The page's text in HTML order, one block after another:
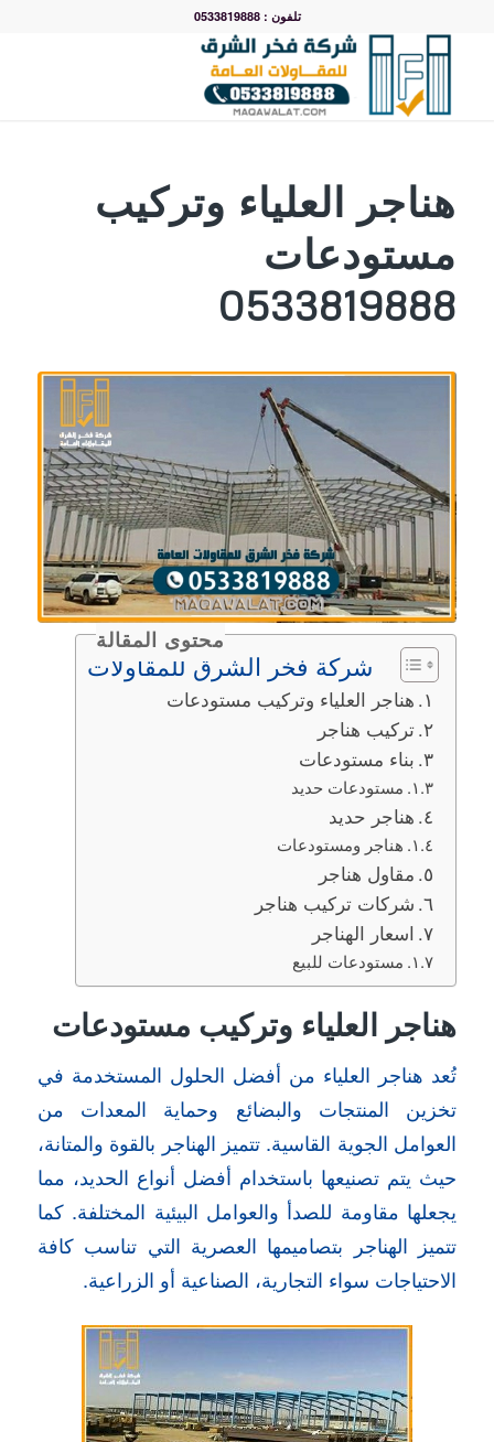
تلفون : 0533819888
هناجر العلياء وتركيب
مستودعات
0533819888
محتوى المقالة
شركة فخر الشرق للمقاولات
هناجر العلياء وتركيب مستودعات
تركيب هناجر
بناء مستودعات
مستودعات حديد
هناجر حديد
هناجر ومستودعات
مقاول هناجر
شركات تركيب هناجر
اسعار الهناجر
مستودعات للبيع
هناجر العلياء وتركيب مستودعات
تُعد هناجر العلياء من أفضل الحلول المستخدمة في
تخزين المنتجات والبضائع وحماية المعدات من
العوامل الجوية القاسية. تتميز الهناجر بالقوة والمتانة،
حيث يتم تصنيعها باستخدام أفضل أنواع الحديد، مما
يجعلها مقاومة للصدأ والعوامل البيئية المختلفة. كما
تتميز الهناجر بتصاميمها العصرية التي تناسب كافة
الاحتياجات سواء التجارية، الصناعية أو الزراعية.